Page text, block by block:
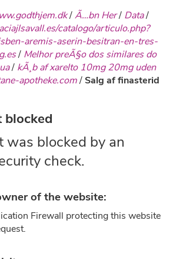
/Ã…bn Her/ Data/
catalogo/articulo.php?
aremis-aserin-besitran-en-tres-
/ Melhor preÃ§o dos similares do
/ kÃ¸b af xarelto 10mg 20mg uden
apotheke.com/Salg af finasterid
blocked
was blocked by an
check.
of the website:
Firewall protecting this website